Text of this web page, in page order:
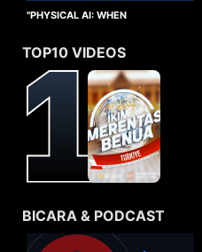
"PHYSICAL AI: WHEN
TOP10 VIDEOS
BICARA & PODCAST